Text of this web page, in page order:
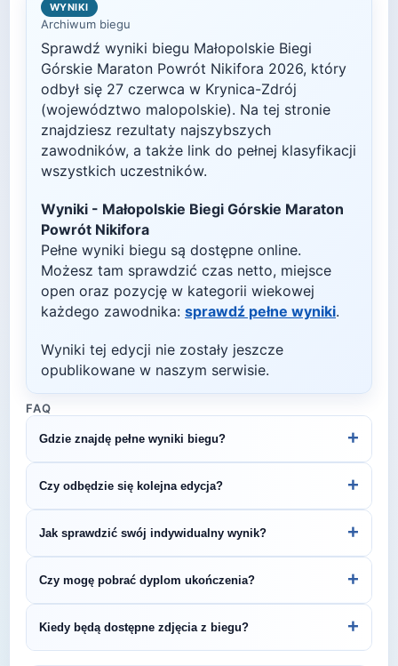
WYNIKI
Archiwum biegu
Sprawdź wyniki biegu Małopolskie Biegi
Górskie Maraton Powrót Nikifora 2026, który
odbył się 27 czerwca w Krynica-Zdrój
(województwo malopolskie). Na tej stronie
znajdziesz rezultaty najszybszych
zawodników, a także link do pełnej klasyfikacji
wszystkich uczestników.
Wyniki - Małopolskie Biegi Górskie Maraton
Powrót Nikifora
Pełne wyniki biegu są dostępne online.
Możesz tam sprawdzić czas netto, miejsce
open oraz pozycję w kategorii wiekowej
każdego zawodnika: sprawdź pełne wyniki.
Wyniki tej edycji nie zostały jeszcze
opublikowane w naszym serwisie.
FAQ
Gdzie znajdę pełne wyniki biegu? +
stronie internetowej lub na platformach takich jak
LiveTracking, RunnerSpace czy MarathonSport.
Czy odbędzie się kolejna edycja? +
Śledź stronę organizatora lub ZawodyBiegowe.pl,
by być na bieżąco z datą kolejnej edycji
Małopolskie Biegi Górskie Maraton Powrót
Nikifora.
Jak sprawdzić swój indywidualny wynik? +
organizatora lub platformie pomiarowej podanej na
bibie startowym. Wyniki zawierają czas brutto i
netto, a często też pozycję wśród wszystkich
uczestników i w kategorii wiekowej.
Czy mogę pobrać dyplom ukończenia? +
elektroniczne dyplomy do pobrania ze strony
organizatora po opublikowaniu oficjalnych
Kiedy będą dostępne zdjęcia z biegu? +